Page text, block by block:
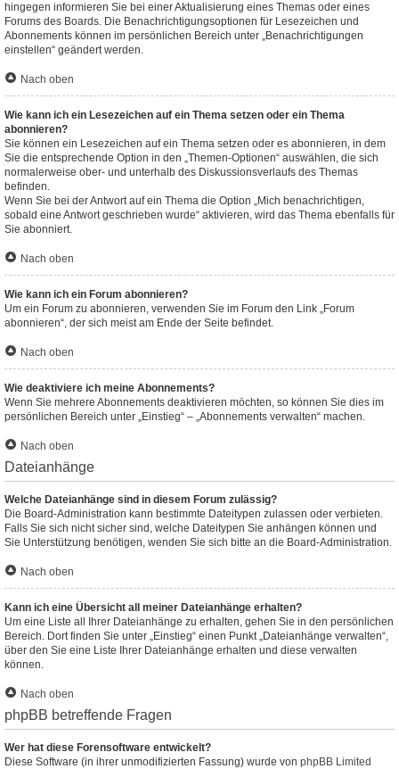
hingegen informieren Sie bei einer Aktualisierung eines Themas oder eines
Forums des Boards. Die Benachrichtigungsoptionen für Lesezeichen und
Abonnements können im persönlichen Bereich unter „Benachrichtigungen
einstellen“ geändert werden.
Nach oben
Wie kann ich ein Lesezeichen auf ein Thema setzen oder ein Thema
abonnieren?
Sie können ein Lesezeichen auf ein Thema setzen oder es abonnieren, in dem
Sie die entsprechende Option in den „Themen-Optionen“ auswählen, die sich
normalerweise ober- und unterhalb des Diskussionsverlaufs des Themas
befinden.
Wenn Sie bei der Antwort auf ein Thema die Option „Mich benachrichtigen,
sobald eine Antwort geschrieben wurde“ aktivieren, wird das Thema ebenfalls für
Sie abonniert.
Nach oben
Wie kann ich ein Forum abonnieren?
Um ein Forum zu abonnieren, verwenden Sie im Forum den Link „Forum
abonnieren“, der sich meist am Ende der Seite befindet.
Nach oben
Wie deaktiviere ich meine Abonnements?
Wenn Sie mehrere Abonnements deaktivieren möchten, so können Sie dies im
persönlichen Bereich unter „Einstieg“ – „Abonnements verwalten“ machen.
Nach oben
Dateianhänge
Welche Dateianhänge sind in diesem Forum zulässig?
Die Board-Administration kann bestimmte Dateitypen zulassen oder verbieten.
Falls Sie sich nicht sicher sind, welche Dateitypen Sie anhängen können und
Sie Unterstützung benötigen, wenden Sie sich bitte an die Board-Administration.
Nach oben
Kann ich eine Übersicht all meiner Dateianhänge erhalten?
Um eine Liste all Ihrer Dateianhänge zu erhalten, gehen Sie in den persönlichen
Bereich. Dort finden Sie unter „Einstieg“ einen Punkt „Dateianhänge verwalten“,
über den Sie eine Liste Ihrer Dateianhänge erhalten und diese verwalten
können.
Nach oben
phpBB betreffende Fragen
Wer hat diese Forensoftware entwickelt?
Diese Software (in ihrer unmodifizierten Fassung) wurde von phpBB Limited